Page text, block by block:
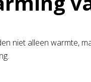
niet alleen warmte,